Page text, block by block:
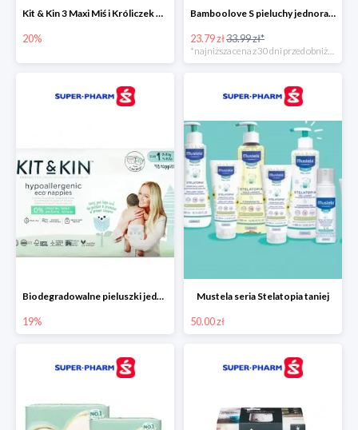
Kit & Kin 3 Maxi Miś i Króliczek pieluchy jednorazowe dla dzieci
20%
Bamboolove S pieluchy jednorazowe
23.79 zł33.99 zł*
Biodegradowalne pieluszki jednorazowe -19%
19%
Mustela seria Stelatopia taniej
50.00 zł